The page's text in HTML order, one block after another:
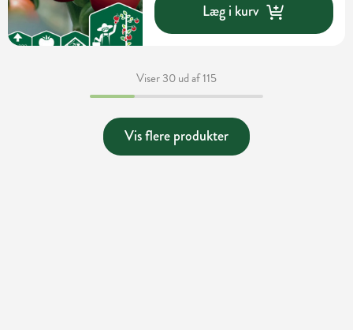
Læg i kurv
Viser 30 ud af 115
Vis flere produkter